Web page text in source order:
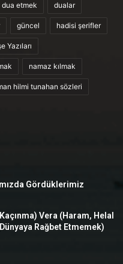
dua etmek dualar
güncel hadisi şerifler
Yazıları
namaz kılmak
hilmi tunahan sözleri
Gördüklerimiz
Vera (Haram, Helal
Rağbet Etmemek)